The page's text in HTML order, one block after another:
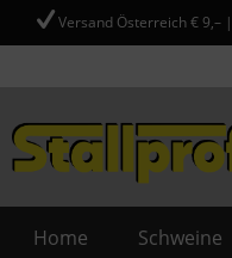
Versand Österreich € 9,–
Home Schweine